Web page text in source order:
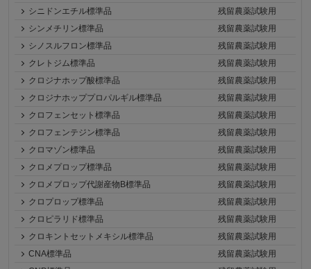
シニドンエチル標準品
残留農薬試験用
シンメチリン標準品
残留農薬試験用
シノスルフロン標準品
残留農薬試験用
クレトジム標準品
残留農薬試験用
クロジナホップ酸標準品
残留農薬試験用
クロジナホッププロパルギル標準品
残留農薬試験用
クロフェンセット標準品
残留農薬試験用
クロフェンテジン標準品
残留農薬試験用
クロマゾン標準品
残留農薬試験用
クロメプロップ標準品
残留農薬試験用
クロメプロップ代謝産物B標準品
残留農薬試験用
クロプロップ標準品
残留農薬試験用
クロピラリド標準品
残留農薬試験用
クロキントセットメキシル標準品
残留農薬試験用
CNA標準品
残留農薬試験用